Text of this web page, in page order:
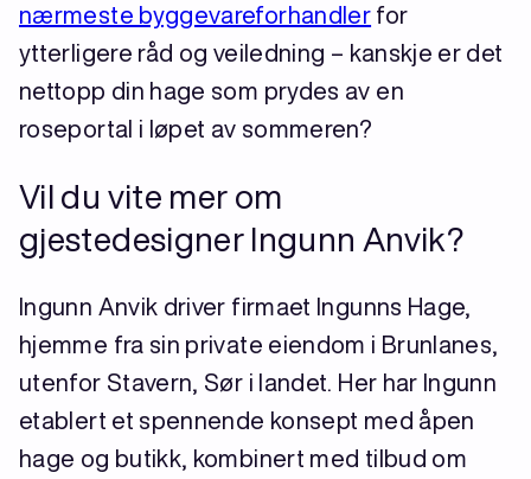
nærmeste byggevareforhandler for
ytterligere råd og veiledning – kanskje er det
nettopp din hage som prydes av en
roseportal i løpet av sommeren?
Vil du vite mer om
gjestedesigner Ingunn Anvik?
Ingunn Anvik driver firmaet Ingunns Hage,
hjemme fra sin private eiendom i Brunlanes,
utenfor Stavern, Sør i landet. Her har Ingunn
etablert et spennende konsept med åpen
hage og butikk, kombinert med tilbud om